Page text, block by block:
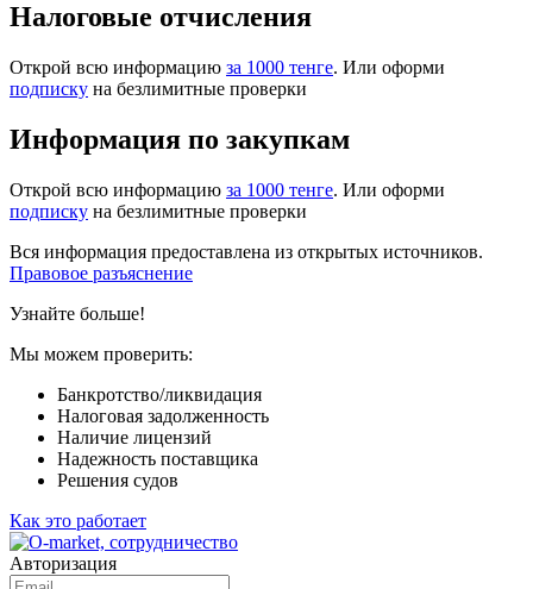
Налоговые отчисления
Открой всю информацию за 1000 тенге. Или оформи
подписку на безлимитные проверки
Информация по закупкам
Открой всю информацию за 1000 тенге. Или оформи
подписку на безлимитные проверки
Вся информация предоставлена из открытых источников.
Правовое разъяснение
Узнайте больше!
Мы можем проверить:
Банкротство/ликвидация
Налоговая задолженность
Наличие лицензий
Надежность поставщика
Решения судов
Как это работает
Авторизация